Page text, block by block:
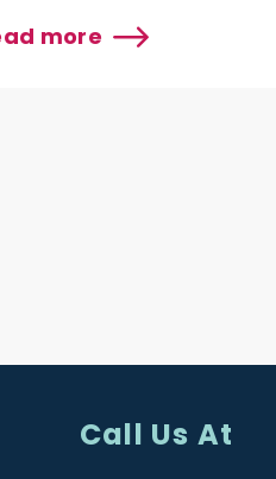
more
Call Us At